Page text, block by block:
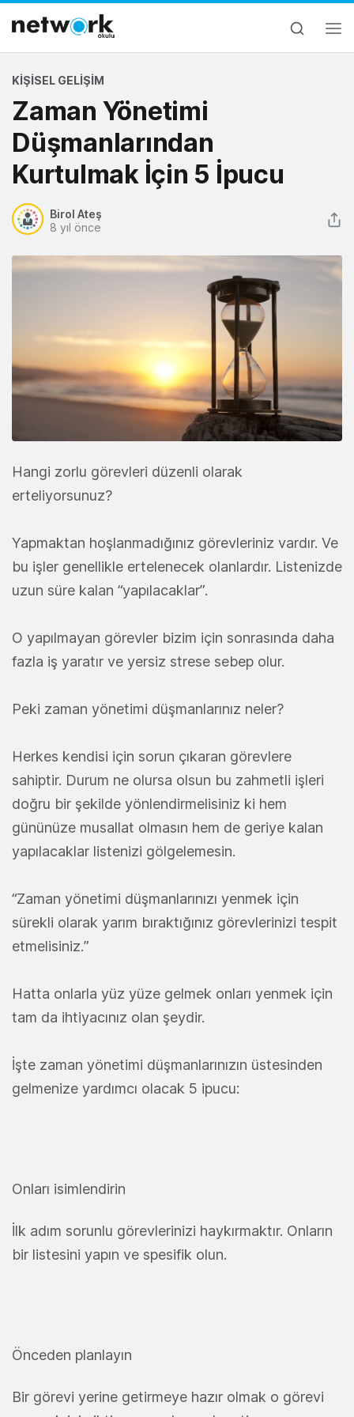
KIŞISEL GELIŞIM
Zaman Yönetimi
Düşmanlarından
Kurtulmak İçin 5 İpucu
Birol Ateş
8 yıl önce
Hangi zorlu görevleri düzenli olarak
erteliyorsunuz?
Yapmaktan hoşlanmadığınız görevleriniz vardır. Ve
bu işler genellikle ertelenecek olanlardır. Listenizde
uzun süre kalan “yapılacaklar”.
O yapılmayan görevler bizim için sonrasında daha
fazla iş yaratır ve yersiz strese sebep olur.
Peki zaman yönetimi düşmanlarınız neler?
Herkes kendisi için sorun çıkaran görevlere
sahiptir. Durum ne olursa olsun bu zahmetli işleri
doğru bir şekilde yönlendirmelisiniz ki hem
gününüze musallat olmasın hem de geriye kalan
yapılacaklar listenizi gölgelemesin.
“Zaman yönetimi düşmanlarınızı yenmek için
sürekli olarak yarım bıraktığınız görevlerinizi tespit
etmelisiniz.”
Hatta onlarla yüz yüze gelmek onları yenmek için
tam da ihtiyacınız olan şeydir.
İşte zaman yönetimi düşmanlarınızın üstesinden
gelmenize yardımcı olacak 5 ipucu:
Onları isimlendirin
İlk adım sorunlu görevlerinizi haykırmaktır. Onların
bir listesini yapın ve spesifik olun.
Önceden planlayın
Bir görevi yerine getirmeye hazır olmak o görevi